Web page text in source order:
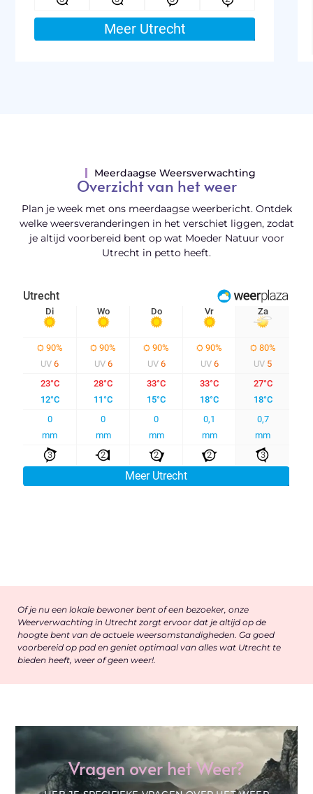
Meerdaagse Weersverwachting
Overzicht van het weer
Plan je week met ons meerdaagse weerbericht. Ontdek
welke weersveranderingen in het verschiet liggen, zodat
je altijd voorbereid bent op wat Moeder Natuur voor
Utrecht in petto heeft.
Of je nu een lokale bewoner bent of een bezoeker, onze
Weerverwachting in Utrecht zorgt ervoor dat je altijd op de
hoogte bent van de actuele weersomstandigheden. Ga goed
voorbereid op pad en geniet optimaal van alles wat Utrecht te
bieden heeft, weer of geen weer!.
Vragen over het Weer?